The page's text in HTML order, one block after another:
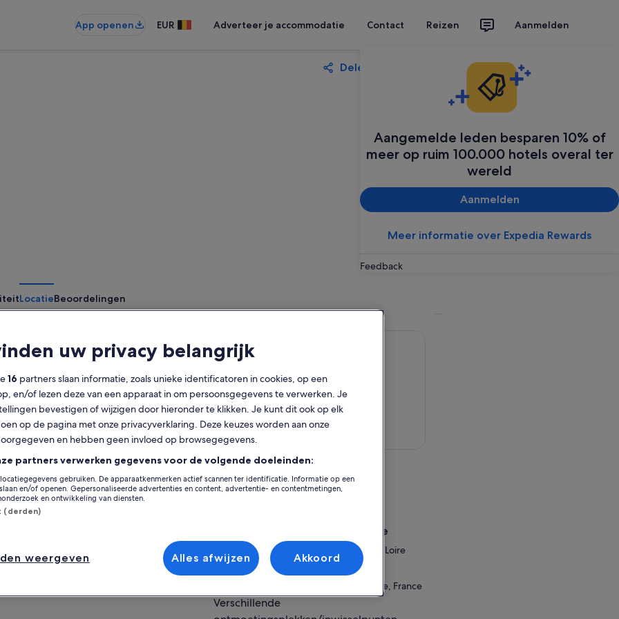
App openen EUR Adverteer je accommodatie Contact Reizen Aanmelden
Aangemelde leden besparen 10% of
meer op ruim 100.000 hotels overal ter
wereld
Aanmelden
Meer informatie over Expedia Rewards
Feedback
Delen
LocatieBeoordelingen
mogelijk
Mobiele voucher
Directe
bevestiging
in het hart van de Franse geschiedenis
een bezoek te brengen aan de 2 meest
kastelen van de Loire-vallei tijdens
van de warme sfeer van Kerstmis.
die er ooit woonden. Geniet van
panoramische uitzichten en
van een schat aan opwindende echte
en grappige anekdotes… een spannende
weergeven
Locatie van activiteit
Chateau de Chenonceau
Verzamelpunt/inwisselingslocatie
Office de Tourisme Amboise Val de Loire
Quai du Général de Gaulle
37400, Amboise, Centre-Val de Loire, France
Verschillende
uw privacy belangrijk
16 partners slaan informatie, zoals unieke identificatoren in cookies, op een
en/of lezen deze van een apparaat in om persoonsgegevens te verwerken. Je
bevestigen of wijzigen door hieronder te klikken. Je kunt dit ook op elk
op de pagina met onze privacyverklaring. Deze keuzes worden aan onze
en hebben geen invloed op browsegegevens.
partners verwerken gegevens voor de volgende doeleinden:
gebruiken. De apparaatkenmerken actief scannen ter identificatie. Informatie op een
en/of openen. Gepersonaliseerde advertenties en content, advertentie- en contentmetingen,
en ontwikkeling van diensten.
(derden)
weergeven Alles afwijzen Akkoord